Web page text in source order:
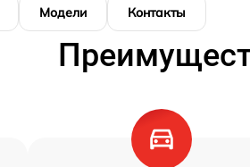
Модели Контакты